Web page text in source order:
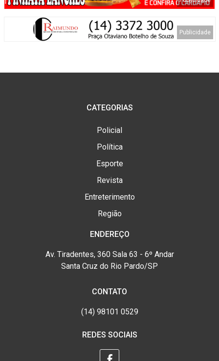
CATEGORIAS
Policial
Política
Esporte
Revista
Entreterimento
Região
ENDEREÇO
Av. Tiradentes, 360 Sala 63 - 6º Andar
Santa Cruz do Rio Pardo/SP
CONTATO
(14) 98101 0529
REDES SOCIAIS